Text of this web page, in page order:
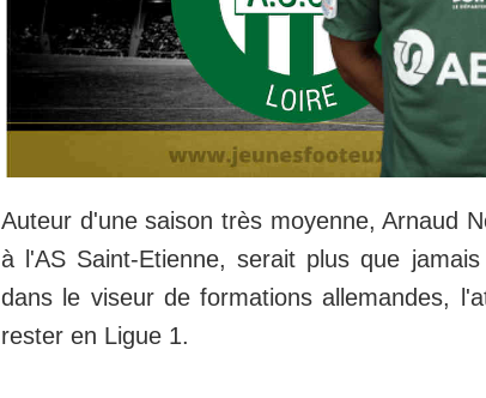
Auteur d'une saison très moyenne, Arnaud
à l'AS Saint-Etienne, serait plus que
dans le viseur de formations allemandes,
rester en Ligue 1.